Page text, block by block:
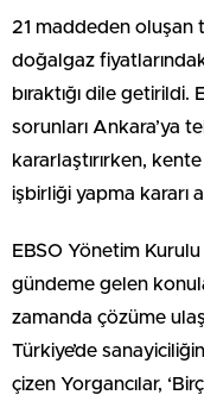
21 maddeden oluşan
doğalgaz
bıraktığı dile
sorunları Ankara’ya
kararlaştırırken,
işbirliği yapma kararı
EBSO Yönetim Kurulu
gündeme gelen
zamanda çözüme
Türkiye’de
çizen Yorgancılar,